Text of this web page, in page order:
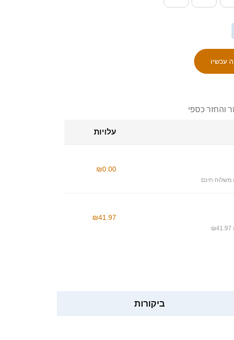
והחזר כספי
עלויות
משלוח חינם
₪0.00
₪41.97
ביקורות